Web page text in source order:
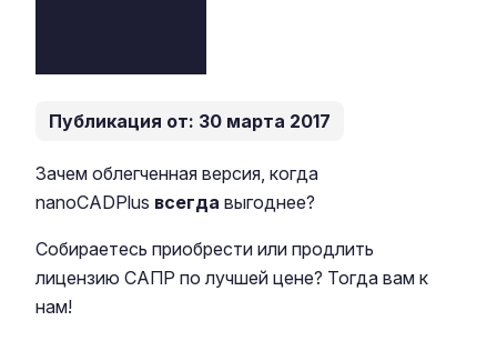
Публикация от: 30 марта 2017
Зачем облегченная версия, когда
nanoCADPlus всегда выгоднее?
Собираетесь приобрести или продлить
лицензию САПР по лучшей цене? Тогда вам к
нам!